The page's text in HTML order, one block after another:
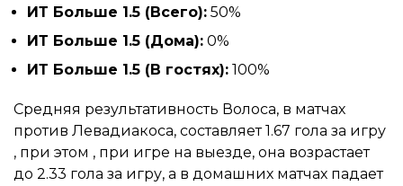
ИТ Больше 1.5 (Всего): 50%
ИТ Больше 1.5 (Дома): 0%
ИТ Больше 1.5 (В гостях): 100%
Средняя результативность Волоса, в матчах
против Левадиакоса, составляет 1.67 гола за игру
, при этом , при игре на выезде, она возрастает
до 2.33 гола за игру, а в домашних матчах падает